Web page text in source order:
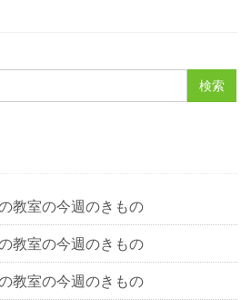
教室の今週のきもの
教室の今週のきもの
教室の今週のきもの